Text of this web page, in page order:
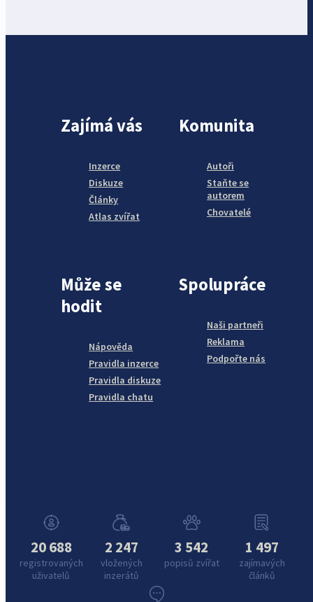
Zajímá vás
Inzerce
Diskuze
Články
Atlas zvířat
Komunita
Autoři
Staňte se
autorem
Chovatelé
Může se
hodit
Nápověda
Pravidla inzerce
Pravidla diskuze
Pravidla chatu
Spolupráce
Naši partneři
Reklama
Podpořte nás
20 688
registrovaných
uživatelů
2 247
vložených
inzerátů
3 542
popisů zvířat
1 497
zajímavých
článků